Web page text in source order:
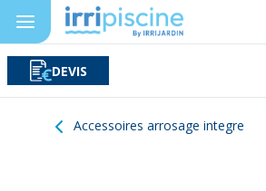
DEVIS
Accessoires arrosage integre